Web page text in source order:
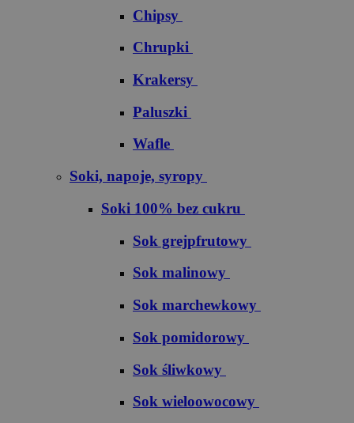
Chipsy
Chrupki
Krakersy
Paluszki
Wafle
Soki, napoje, syropy
Soki 100% bez cukru
S​o​k​ ​g​r​e​j​p​f​r​u​t​o​w​y
Sok malinowy
Sok marchewkowy
Sok pomidorowy
Sok śliwkowy
Sok wieloowocowy